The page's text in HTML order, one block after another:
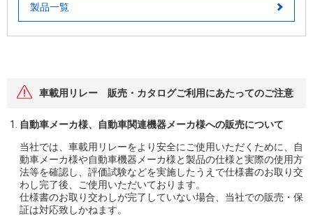
製品一覧
車載用リレー 販売・カタログご利用にあたってのご注意
自動車メーカ様、自動車関連機器メーカ様への販売について
当社では、車載用リレーをより安全にご使用いただくために、自
動車メーカ様や自動車機器メーカ様と製品の仕様と実際の使用方
法等を確認し、評価試験などを実施したうえで仕様書のお取り交
わし完了後、ご使用いただいております。
仕様書のお取り交わしが完了していない場合、当社での販売・保
証は対応致しかねます。